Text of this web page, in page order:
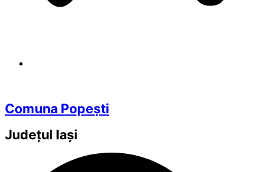
Comuna Popești
Județul Iași